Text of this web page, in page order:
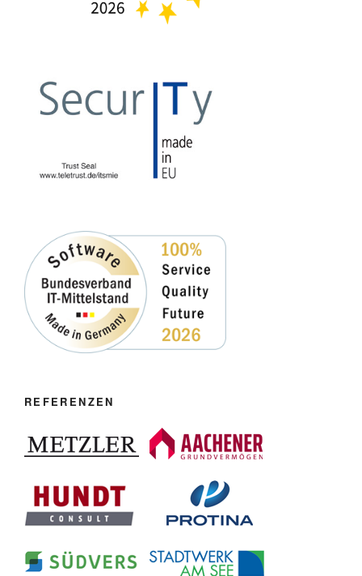
REFERENZEN